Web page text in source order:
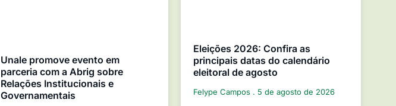
Unale promove evento em
parceria com a Abrig sobre
Relações Institucionais e
Governamentais
Eleições 2026: Confira as
principais datas do calendário
eleitoral de agosto
Felype Campos 5 de agosto de 2026